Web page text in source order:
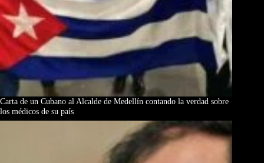
Carta de un Cubano al Alcalde de Medellín contando la verdad sobre
los médicos de su país